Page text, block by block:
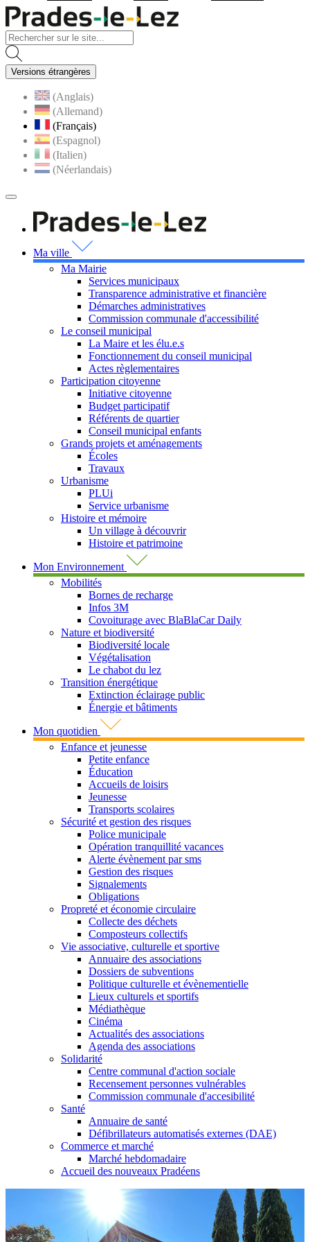
Versions étrangères
(Anglais)
(Allemand)
(Français)
(Espagnol)
(Italien)
(Néerlandais)
MENU
PRINCIPAL
Ma ville
Ma Mairie
Services municipaux
Transparence administrative et financière
Démarches administratives
Commission communale d'accessibilité
Le conseil municipal
La Maire et les élu.e.s
Fonctionnement du conseil municipal
Actes règlementaires
Participation citoyenne
Initiative citoyenne
Budget participatif
Référents de quartier
Conseil municipal enfants
Grands projets et aménagements
Écoles
Travaux
Urbanisme
PLUi
Service urbanisme
Histoire et mémoire
Un village à découvrir
Histoire et patrimoine
Mon Environnement
Mobilités
Bornes de recharge
Infos 3M
Covoiturage avec BlaBlaCar Daily
Nature et biodiversité
Biodiversité locale
Végétalisation
Le chabot du lez
Transition énergétique
Extinction éclairage public
Énergie et bâtiments
Mon quotidien
Enfance et jeunesse
Petite enfance
Éducation
Accueils de loisirs
Jeunesse
Transports scolaires
Sécurité et gestion des risques
Police municipale
Opération tranquillité vacances
Alerte évènement par sms
Gestion des risques
Signalements
Obligations
Propreté et économie circulaire
Collecte des déchets
Composteurs collectifs
Vie associative, culturelle et sportive
Annuaire des associations
Dossiers de subventions
Politique culturelle et évènementielle
Lieux culturels et sportifs
Médiathèque
Cinéma
Actualités des associations
Agenda des associations
Solidarité
Centre communal d'action sociale
Recensement personnes vulnérables
Commission communale d'accesibilité
Santé
Annuaire de santé
Défibrillateurs automatisés externes (DAE)
Commerce et marché
Marché hebdomadaire
Accueil des nouveaux Pradéens